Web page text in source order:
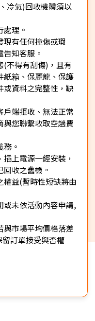
冷氣)回收機體須以
理。
有任何撞傷或瑕
知客服。
不得有刮傷)，且有
紙箱、保麗龍、保護
或資料之完整性，缺
端拒收、無法正常
與您聯繫收取空趟費
。
上電源一經安裝，
收之舊機。
益(暫時性短缺將由
未依活動內容申請,
市場平均價格落差
訂單接受與否權